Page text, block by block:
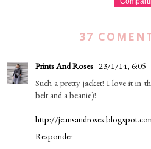
37
Prints And Roses 23/1/14, 6:05
Such a pretty jacket! I love it in
belt and a beanie)!
http://
Responder